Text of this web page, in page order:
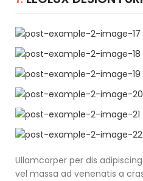
Ullamcorper per dis
vel massa ad venenatis a